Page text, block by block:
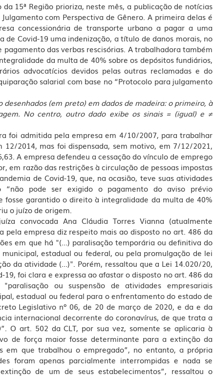
da 15ª Região prioriza, neste mês, a publicação de notícias
com Perspectiva de Gênero. A primeira delas é
concessionária de transporte urbano a pagar a uma
Covid-19 uma indenização, a título de danos morais, no
das verbas rescisórias. A trabalhadora também
da multa de 40% sobre os depósitos fundiários,
advocatícios devidos pelas outras reclamadas e do
salarial com base no “Protocolo para julgamento
desenhados (em preto) em dados de madeira: o primeiro, à
No centro, outro dado exibe os sinais = (igual) e ≠
foi admitida pela empresa em 4/10/2007, para trabalhar
2014, mas foi dispensada, sem motivo, em 7/12/2021,
A empresa defendeu a cessação do vínculo de emprego
em razão das restrições à circulação de pessoas impostas
de Covid-19, que, na ocasião, teve suas atividades
“não pode ser exigido o pagamento do aviso prévio
fosse garantido o direito à integralidade da multa de 40%
o juízo de origem.
convocada Ana Cláudia Torres Vianna (atualmente
pela empresa diz respeito mais ao disposto no art. 486 da
em que há "(...) paralisação temporária ou definitiva do
estadual ou federal, ou pela promulgação de lei
da atividade (...)". Porém, ressaltou que a Lei 14.020/20,
foi clara e expressa ao afastar o disposto no art. 486 da
ou suspensão de atividades empresariais
estadual ou federal para o enfrentamento do estado de
Legislativo nº 06, de 20 de março de 2020, e da e da
internacional decorrente do coronavírus, de que trata a
O art. 502 da CLT, por sua vez, somente se aplicaria à
de força maior fosse determinante para a extinção da
em que trabalhou o empregado”, no entanto, a própria
foram apenas parcialmente interrompidas e nada se
de um de seus estabelecimentos”, ressaltou o